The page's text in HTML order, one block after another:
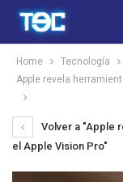
Home
Tecnología
Apple revela
Volver a "Apple
el Apple Vision Pro"